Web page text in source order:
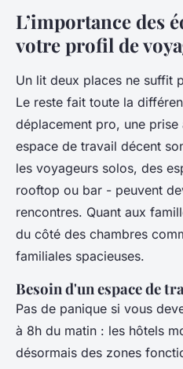
L’importance des
votre profil de
Un lit deux places ne suffit
Le reste fait toute la
déplacement pro, une
espace de travail décent
les voyageurs solos, des
rooftop ou bar - peuvent
rencontres. Quant aux
du côté des chambres
familiales spacieuses.
Besoin d'un espace de
Pas de panique si vous
à 8h du matin : les hôtels
désormais des zones